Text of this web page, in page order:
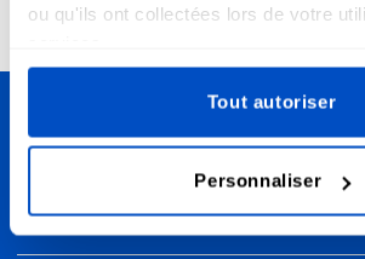
ou qu'ils ont collectées lors de votre
Tout autoriser
Personnaliser
4,7 24
Personnalisez vos
Nous livrons partout en Suisse, de
passant par Berne et dans le monde